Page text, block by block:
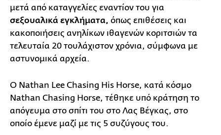
μετά από καταγγελίες εναντίον του για
σεξουαλικά εγκλήματα, όπως επιθέσεις και
κακοποιήσεις ανηλίκων ιθαγενών κοριτσιών τα
τελευταία 20 τουλάχιστον χρόνια, σύμφωνα με
αστυνομικά αρχεία.
Ο Nathan Lee Chasing His Horse, κατά κόσμο
Nathan Chasing Horse, τέθηκε υπό κράτηση το
απόγευμα στο σπίτι του στο Λας Βέγκας, στο
οποίο έμενε μαζί με τις 5 συζύγους του.